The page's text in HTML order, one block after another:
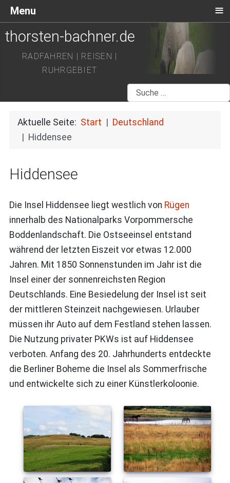
thorsten-bachner.de
RADFAHREN | REISEN |
RUHRGEBIET
Suchen
Aktuelle Seite: Start
Deutschland
Hiddensee
Hiddensee
Die Insel Hiddensee liegt westlich von Rügen
innerhalb des Nationalparks Vorpommersche
Boddenlandschaft. Die Ostseeinsel entstand
während der letzten Eiszeit vor etwas 12.000
Jahren. Mit 1850 Sonnenstunden im Jahr ist die
Insel einer der sonnenreichsten Region
Deutschlands. Eine Besiedelung der Insel ist seit
der mittleren Steinzeit nachgewiesen. Urlauber
müssen ihr Auto auf dem Festland stehen lassen.
Die Nutzung privater PKWs ist auf Hiddensee
verboten. Anfang des 20. Jahrhunderts entdeckte
die Berliner Boheme die Insel als Sommerfrische
und entwickelte sich zu einer Künstlerkoloonie.
Menu ≡